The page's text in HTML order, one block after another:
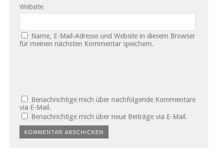
Website
Name, E-Mail-Adresse und Website in diesem Browser
für meinen nächsten Kommentar speichern.
Benachrichtige mich über nachfolgende Kommentare
via E-Mail.
Benachrichtige mich über neue Beiträge via E-Mail.